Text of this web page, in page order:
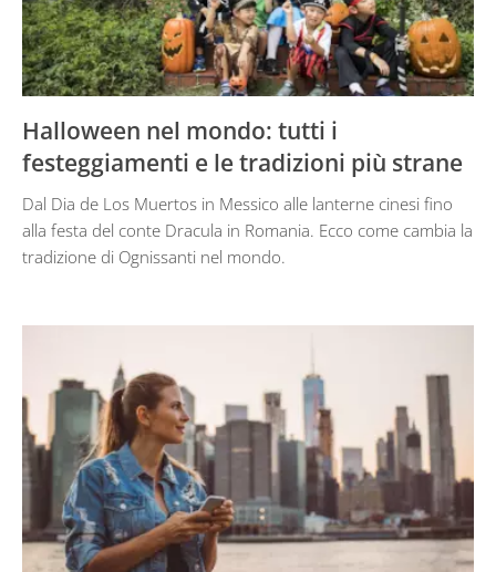
Halloween nel mondo: tutti i
festeggiamenti e le tradizioni più strane
Dal Dia de Los Muertos in Messico alle lanterne cinesi fino
alla festa del conte Dracula in Romania. Ecco come cambia la
tradizione di Ognissanti nel mondo.